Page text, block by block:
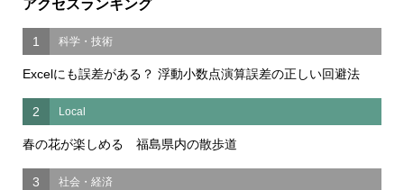
1 科学・技術
Excelにも誤差がある？ 浮動小数点演算誤差の正しい回避法
2 Local
春の花が楽しめる 福島県内の散歩道
3 社会・経済